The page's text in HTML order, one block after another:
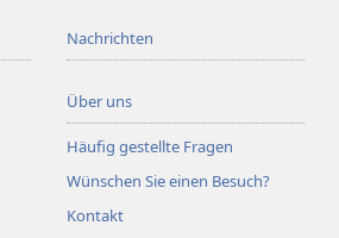
Nachrichten
Über uns
Häufig gestellte Fragen
Wünschen Sie einen Besuch?
Kontakt